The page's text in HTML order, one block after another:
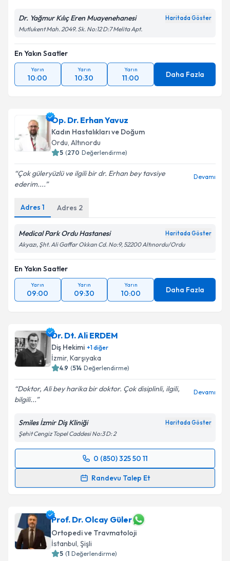
Dr. Yağmur Kılıç Eren Muayenehanesi Haritada Göster
Mutlukent Mah. 2049. Sk. No:12 D:7 Melita Apt.
En Yakın Saatler
Yarın
10:00
Yarın
10:30
Yarın
11:00 Daha Fazla
Op. Dr. Erhan Yavuz
Kadın Hastalıkları ve Doğum
Ordu, Altınordu
5 (270 Değerlendirme)
Çok güleryüzlü ve ilgili bir dr. Erhan bey tavsiye
ederim....
Devamı
Adres 1 Adres 2
Medical Park Ordu Hastanesi Haritada Göster
Akyazı, Şht. Ali Gaffar Okkan Cd. No:9, 52200 Altınordu/Ordu
En Yakın Saatler
Yarın
09:00
Yarın
09:30
Yarın
10:00 Daha Fazla
Dr. Dt. Ali ERDEM
Diş Hekimi +1diğer
İzmir, Karşıyaka
4.9 (514 Değerlendirme)
Doktor, Ali bey harika bir doktor. Çok disiplinli, ilgili,
bilgili...
Devamı
Smiles İzmir Diş Kliniği Haritada Göster
Şehit Cengiz Topel Caddesi No:3 D: 2
0 (850) 325 50 11
Randevu Talep Et
Randevu Takvimi Talebi
takvim hazırlandığında e-posta ile bilgilendireceğiz.
E-posta Adresiniz
Prof. Dr. Olcay Güler
Ortopedi ve Travmatoloji
İstanbul, Şişli
5 (1 Değerlendirme)